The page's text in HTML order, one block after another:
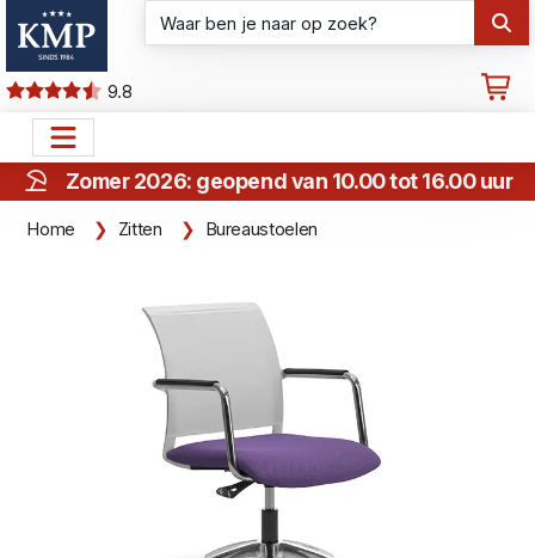
9.8
Zomer 2026: geopend van 10.00 tot 16.00 uur
Home Zitten Bureaustoelen